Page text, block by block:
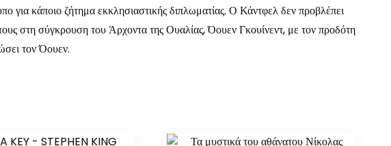
κάποιο ζήτημα εκκλησιαστικής διπλωματίας. Ο Κάντφελ δεν προβλέπει
στη σύγκρουση του Άρχοντα της Ουαλίας, Όουεν Γκουίνεντ, με τον προδότη
τον Όουεν.